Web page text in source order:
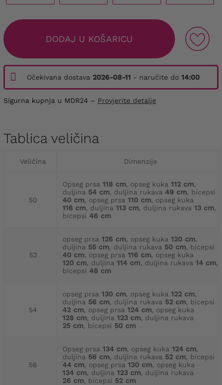
DODAJ U KOŠARICU
Očekivana dostava 2026-08-11 - naručite do 14:00
Sigurna kupnja u MDR24 – Provjerite detalje
Tablica veličina
Veličina Dimenzije
50
Opseg prsa 118 cm, opseg kuka 112 cm,
duljina 54 cm, duljina rukava 49 cm, bicepsi
40 cm, opseg prsa 110 cm, opseg kuka
116 cm, duljina 113 cm, duljina rukava 13 cm,
bicepsi 46 cm
52
opseg prsa 126 cm, opseg kuka 120 cm,
duljina 55 cm, duljina rukava 50 cm, bicepsi
40 cm, opseg prsa 116 cm, opseg kuka
120 cm, duljina 114 cm, duljina rukava 14 cm,
bicepsi 48 cm
54
opseg prsa 130 cm, opseg kuka 122 cm,
duljina 56 cm, duljina rukava 52 cm, bicepsi
42 cm, opseg prsa 124 cm, opseg kuka
128 cm, duljina 123 cm, duljina rukava
25 cm, bicepsi 50 cm
56
Opseg prsa 134 cm, opseg kuka 124 cm,
duljina 56 cm, duljina rukava 52 cm, bicepsi
44 cm, opseg prsa 130 cm, opseg kuka
134 cm, duljina 123 cm, duljina rukava
26 cm, bicepsi 52 cm